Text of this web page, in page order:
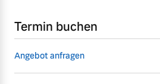
Termin buchen
Angebot anfragen